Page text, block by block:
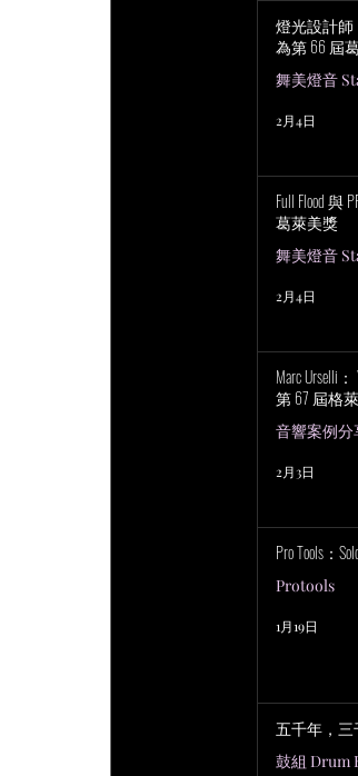
燈光設計師
為第 66 屆
舞美燈音
2月4日
Full Flood 與
葛萊美獎
舞美燈音
2月4日
Marc Urselli
第 67 屆格
音響案例分
2月3日
Pro Tools：
Protools
1月19日
五千年，
鼓組 Drum